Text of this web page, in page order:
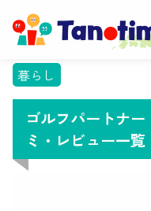
暮らし
ゴルフパートナ
ミ・レビュー一覧